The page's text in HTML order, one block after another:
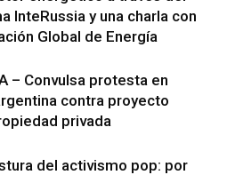
InteRussia y una charla con
Global de Energía
– Convulsa protesta en
contra proyecto
privada
del activismo pop: por